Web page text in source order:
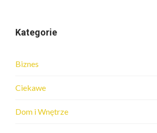
Kategorie
Biznes
Ciekawe
Dom i Wnętrze